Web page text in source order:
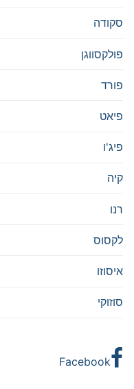
סקודה
פולקסווגן
פורד
פיאט
פיג'ו
קיה
רנו
לקסוס
איסוזו
סוזוקי
Facebook